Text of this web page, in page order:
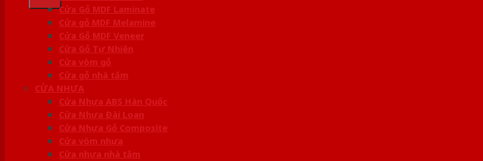
Cửa Gỗ MDF Laminate
Cửa gỗ MDF Melamine
Cửa Gỗ MDF Veneer
Cửa Gỗ Tự Nhiên
Cửa vòm gỗ
Cửa gỗ nhà tắm
CỬA NHỰA
Cửa Nhựa ABS Hàn Quốc
Cửa Nhựa Đài Loan
Cửa Nhựa Gỗ Composite
Cửa vòm nhựa
Cửa nhựa nhà tắm